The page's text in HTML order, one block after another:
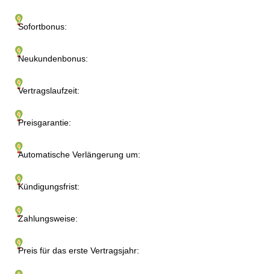
Sofortbonus:
Neukundenbonus:
Vertragslaufzeit:
Preisgarantie:
Automatische Verlängerung um:
Kündigungsfrist:
Zahlungsweise:
Preis für das erste Vertragsjahr: